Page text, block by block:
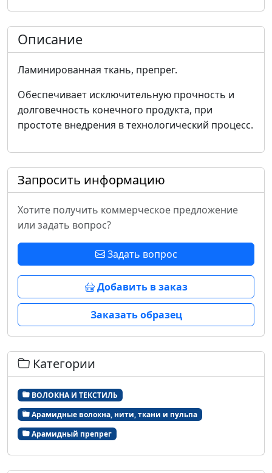
Описание
Ламинированная ткань, препрег.
Обеспечивает исключительную прочность и
долговечность конечного продукта, при
простоте внедрения в технологический процесс.
Запросить информацию
Хотите получить коммерческое предложение
или задать вопрос?
Задать вопрос
Добавить в заказ
Заказать образец
Категории
ВОЛОКНА И ТЕКСТИЛЬ
Арамидные волокна, нити, ткани и пульпа
Арамидный препрег